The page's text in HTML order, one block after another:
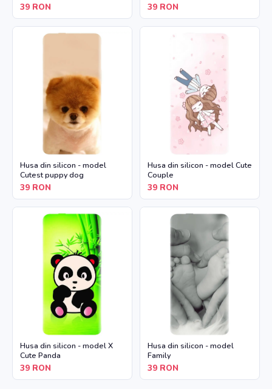
39 RON 39 RON
Husa din silicon - model
Cutest puppy dog
39 RON
Husa din silicon - model Cute
Couple
39 RON
Husa din silicon - model X
Cute Panda
39 RON
Husa din silicon - model
Family
39 RON